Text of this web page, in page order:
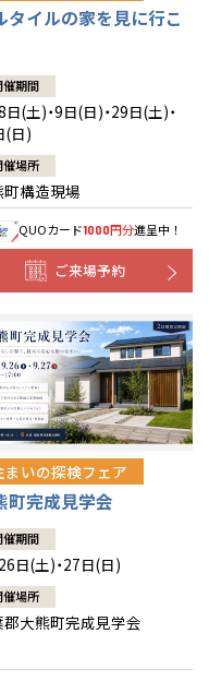
タイルの家を見に行こ
催期間
(土)・9日(日)・29日(土)・
(日)
催場所
町構造現場
QUOカード1000円分進呈中！
ご来場予約
まいの探検フェア
町完成見学会
催期間
日(土)・27日(日)
催場所
郡大熊町完成見学会